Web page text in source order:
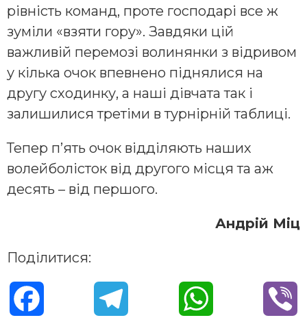
рівність команд, проте господарі все ж
зуміли «взяти гору». Завдяки цій
важливій перемозі волинянки з відривом
у кілька очок впевнено піднялися на
другу сходинку, а наші дівчата так і
залишилися третіми в турнірній таблиці.
Тепер п’ять очок відділяють наших
волейболісток від другого місця та аж
десять – від першого.
Андрій Міц
Поділитися: